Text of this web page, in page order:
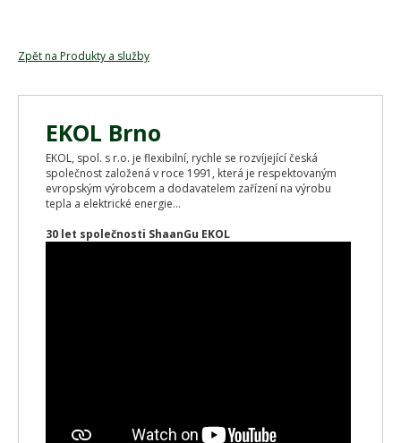
Zpět na Produkty a služby
EKOL Brno
EKOL, spol. s r.o. je flexibilní, rychle se rozvíjející česká
společnost založená v roce 1991, která je respektovaným
evropským výrobcem a dodavatelem zařízení na výrobu
tepla a elektrické energie...
30 let společnosti ShaanGu EKOL